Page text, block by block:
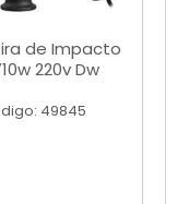
de Impacto
220v Dw
49845